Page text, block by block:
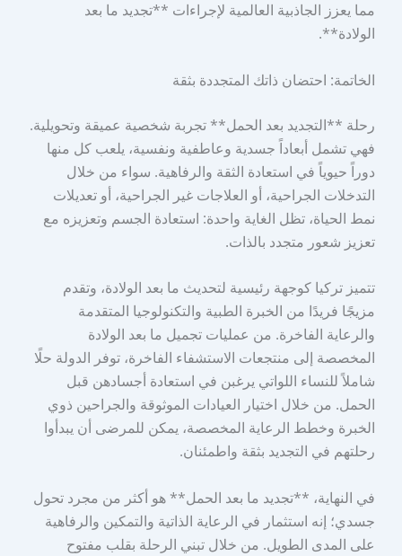
مما يعزز الجاذبية العالمية لإجراءات **تجديد ما بعد
الولادة**.
الخاتمة: احتضان ذاتك المتجددة بثقة
رحلة **التجديد بعد الحمل** تجربة شخصية عميقة وتحويلية.
فهي تشمل أبعاداً جسدية وعاطفية ونفسية، يلعب كل منها
دوراً حيوياً في استعادة الثقة والرفاهية. سواء من خلال
التدخلات الجراحية، أو العلاجات غير الجراحية، أو تعديلات
نمط الحياة، تظل الغاية واحدة: استعادة الجسم وتعزيزه مع
تعزيز شعور متجدد بالذات.
تتميز تركيا كوجهة رئيسية لتحديث ما بعد الولادة، وتقدم
مزيجًا فريدًا من الخبرة الطبية والتكنولوجيا المتقدمة
والرعاية الفاخرة. من عمليات تجميل ما بعد الولادة
المخصصة إلى منتجعات الاستشفاء الفاخرة، توفر الدولة حلًا
شاملاً للنساء اللواتي يرغبن في استعادة أجسادهن قبل
الحمل. من خلال اختيار العيادات الموثوقة والجراحين ذوي
الخبرة وخطط الرعاية المخصصة، يمكن للمرضى أن يبدأوا
رحلتهم في التجديد بثقة واطمئنان.
في النهاية، **تجديد ما بعد الحمل** هو أكثر من مجرد تحول
جسدي؛ إنه استثمار في الرعاية الذاتية والتمكين والرفاهية
على المدى الطويل. من خلال تبني الرحلة بقلب مفتوح